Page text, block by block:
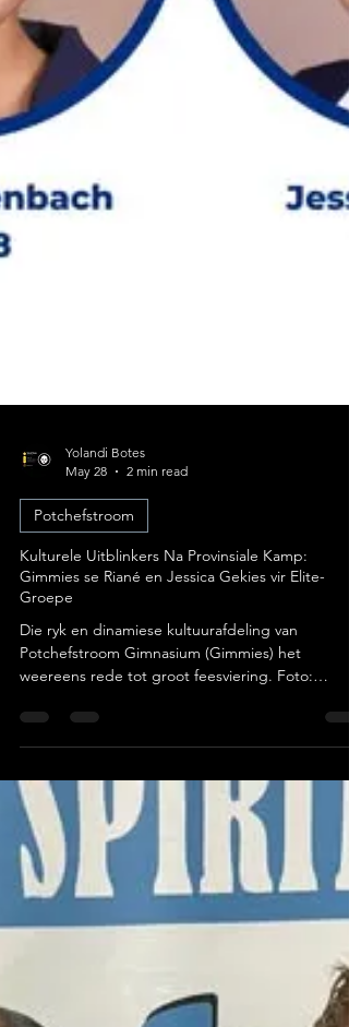
Yolandi Botes
May 28
2 min read
Potchefstroom
Kulturele Uitblinkers Na Provinsiale Kamp:
Gimmies se Riané en Jessica Gekies vir Elite-
Groepe
Die ryk en dinamiese kultuurafdeling van
weereens rede tot groot feesviering. Foto:
Potchefstroom Gimnasium Die skool het met
talentvolle kultuurleerders, Riané Breytenbach
(Graad 8) and Jessica Maxwell (Graad 9), amptelik
gekies is om die gesogte Provinsiale Kamp in
Junie te verteenwoordig. Hierdie elite-insluiting
plaas albei junior Gimmies tussen die heel beste
jong kunstenaars en kultuurleie